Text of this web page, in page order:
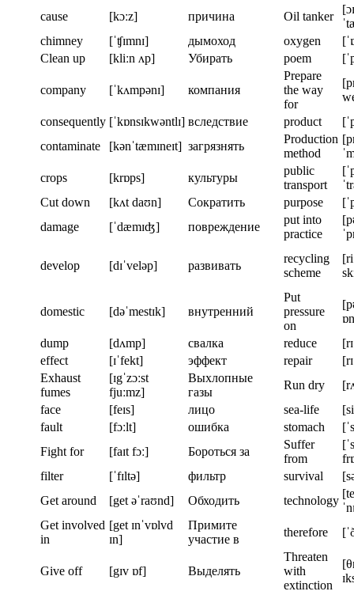
cause [kɔːz] причина Oil tanker
chimney
[ˈʧɪmnɪ] дымоход oxygen
Clean up
[kliːn ʌp] Убирать poem
company [ˈkʌmpənɪ] компания
Prepare
the way
for
consequently [ˈkɒnsɪkwəntlɪ] вследствие product
contaminate
[kənˈtæmɪneɪt] загрязнять
Production
method
crops
[krɒps] культуры
public
transport
Cut down
[kʌt daʊn] Сократить purpose
damage
[ˈdæmɪʤ] повреждение
put into
practice
develop [dɪˈveləp] развивать
recycling
scheme
domestic [dəˈmestɪk] внутренний
Put
pressure
on
dump
[dʌmp] свалка reduce
effect
[ɪˈfekt] эффект repair
Exhaust
fumes
[ɪgˈzɔːst
fjuːmz]
Выхлопные
газы
Run dry
face
[feɪs] лицо sea-life
fault
[fɔːlt] ошибка stomach
Fight for
[faɪt fɔː] Бороться за
Suffer
from
filter
[ˈfɪltə] фильтр survival
Get around
[get əˈraʊnd] Обходить technology
Get involved
in
[get ɪnˈvɒlvd
ɪn]
Примите
участие в
therefore
Give off [gɪv ɒf] Выделять
Threaten
with
extinction